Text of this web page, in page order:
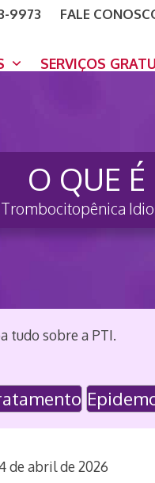
9973 FALE
SERVIÇOS
O QUE É
tudo sobre a PTI.
de abril de 2026